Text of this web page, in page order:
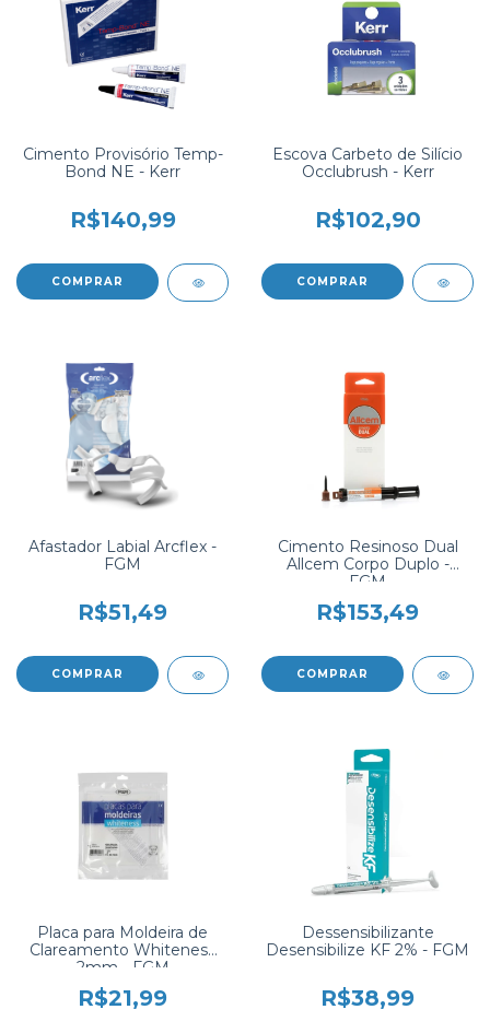
Cimento Provisório Temp-
Bond NE - Kerr
R$140,99
Escova Carbeto de Silício
Occlubrush - Kerr
R$102,90
Afastador Labial Arcflex -
FGM
R$51,49
COMPRAR
Cimento Resinoso Dual
Allcem Corpo Duplo -
FGM
R$153,49
COMPRAR
Placa para Moldeira de
Clareamento Whiteness
2mm - FGM
R$21,99
Dessensibilizante
Desensibilize KF 2% - FGM
R$38,99